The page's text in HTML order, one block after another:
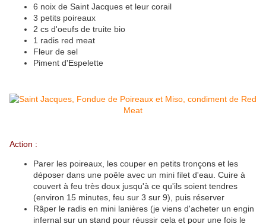
6 noix de Saint Jacques et leur corail
3 petits poireaux
2 cs d'oeufs de truite bio
1 radis red meat
Fleur de sel
Piment d'Espelette
Action :
Parer les poireaux, les couper en petits tronçons et les
déposer dans une poêle avec un mini filet d'eau. Cuire à
couvert à feu très doux jusqu'à ce qu'ils soient tendres
(environ 15 minutes, feu sur 3 sur 9), puis réserver
Râper le radis en mini lanières (je viens d'acheter un engin
infernal sur un stand pour réussir cela et pour une fois le